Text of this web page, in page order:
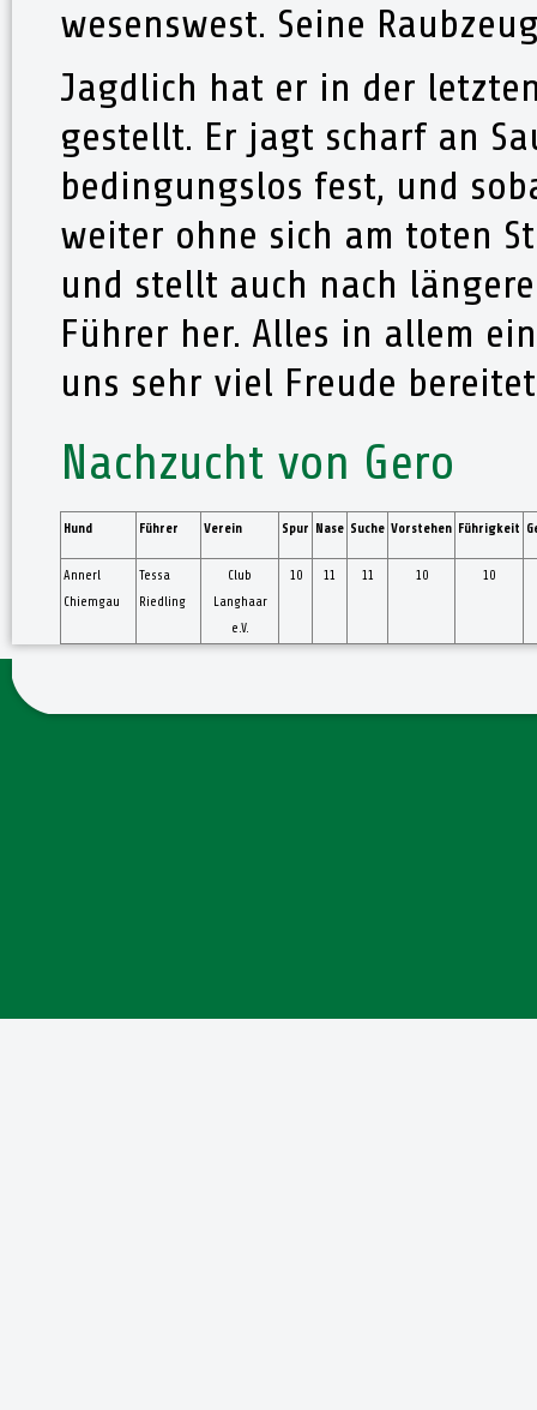
wesenswest. Seine
Jagdlich hat er in der
gestellt. Er jagt scharf an
bedingungslos fest, und
weiter ohne sich am toten
und stellt auch nach
Führer her. Alles in allem
uns sehr viel Freude
Nachzucht von Gero
Hund Führer Verein Spur Nase Suche Vorstehen Führigkeit
Annerl
Chiemgau
Tessa
Riedling
Club
Langhaar
e.V.
10 11 11 10 10